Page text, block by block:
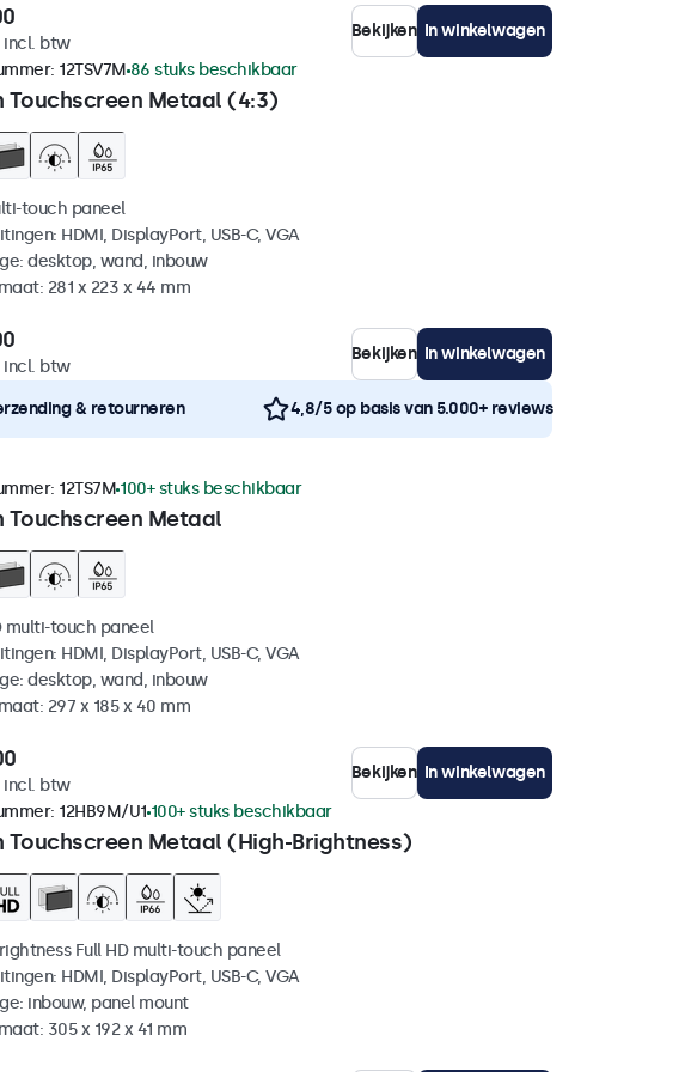
incl. btw
Bekijken In winkelwagen
Touchscreen Metaal (4:3)
12TSV7M 86 stuks beschikbaar
touch paneel
HDMI, DisplayPort, USB-C, VGA
desktop, wand, inbouw
281 x 223 x 44 mm
incl. btw
Bekijken In winkelwagen
& retourneren 4,8/5 op basis van 5.000+ reviews
Touchscreen Metaal
12TS7M 100+ stuks beschikbaar
multi-touch paneel
HDMI, DisplayPort, USB-C, VGA
desktop, wand, inbouw
297 x 185 x 40 mm
incl. btw
Bekijken In winkelwagen
Touchscreen Metaal (High-Brightness)
12HB9M/U1 100+ stuks beschikbaar
Full HD multi-touch paneel
HDMI, DisplayPort, USB-C, VGA
inbouw, panel mount
305 x 192 x 41 mm